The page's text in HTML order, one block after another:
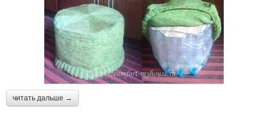
читать дальше →